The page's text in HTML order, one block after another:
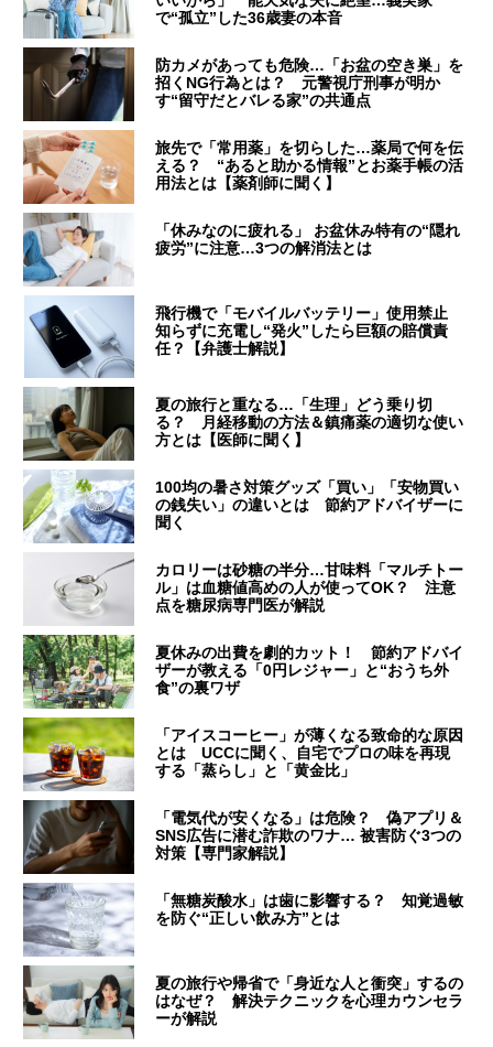
で“孤立”した36歳妻の本音
防カメがあっても危険…「お盆の空き巣」を
招くNG行為とは？ 元警視庁刑事が明か
す“留守だとバレる家”の共通点
旅先で「常用薬」を切らした…薬局で何を伝
える？ “あると助かる情報”とお薬手帳の活
用法とは【薬剤師に聞く】
「休みなのに疲れる」 お盆休み特有の“隠れ
疲労”に注意…3つの解消法とは
飛行機で「モバイルバッテリー」使用禁止
知らずに充電し“発火”したら巨額の賠償責
任？【弁護士解説】
夏の旅行と重なる…「生理」どう乗り切
る？ 月経移動の方法＆鎮痛薬の適切な使い
方とは【医師に聞く】
100均の暑さ対策グッズ「買い」「安物買い
の銭失い」の違いとは 節約アドバイザーに
聞く
カロリーは砂糖の半分…甘味料「マルチトー
ル」は血糖値高めの人が使ってOK？ 注意
点を糖尿病専門医が解説
夏休みの出費を劇的カット！ 節約アドバイ
ザーが教える「0円レジャー」と“おうち外
食”の裏ワザ
「アイスコーヒー」が薄くなる致命的な原因
とは UCCに聞く、自宅でプロの味を再現
する「蒸らし」と「黄金比」
「電気代が安くなる」は危険？ 偽アプリ＆
SNS広告に潜む詐欺のワナ… 被害防ぐ3つの
対策【専門家解説】
「無糖炭酸水」は歯に影響する？ 知覚過敏
を防ぐ“正しい飲み方”とは
夏の旅行や帰省で「身近な人と衝突」するの
はなぜ？ 解決テクニックを心理カウンセラ
ーが解説